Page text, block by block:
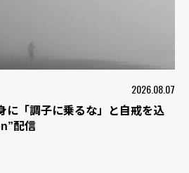
2026.08.07
に「調子に乗るな」と自戒を込
配信